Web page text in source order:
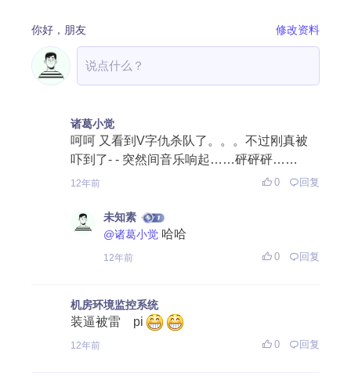
你好， 朋友 修改资料
诸葛小觉
呵呵 又看到V字仇杀队了。。。不过刚真被
吓到了- - 突然间音乐响起……砰砰砰……
12年前 0 回复
未知素
@诸葛小觉 哈哈
12年前 0 回复
机房环境监控系统
装逼被雷 pi
12年前 0 回复